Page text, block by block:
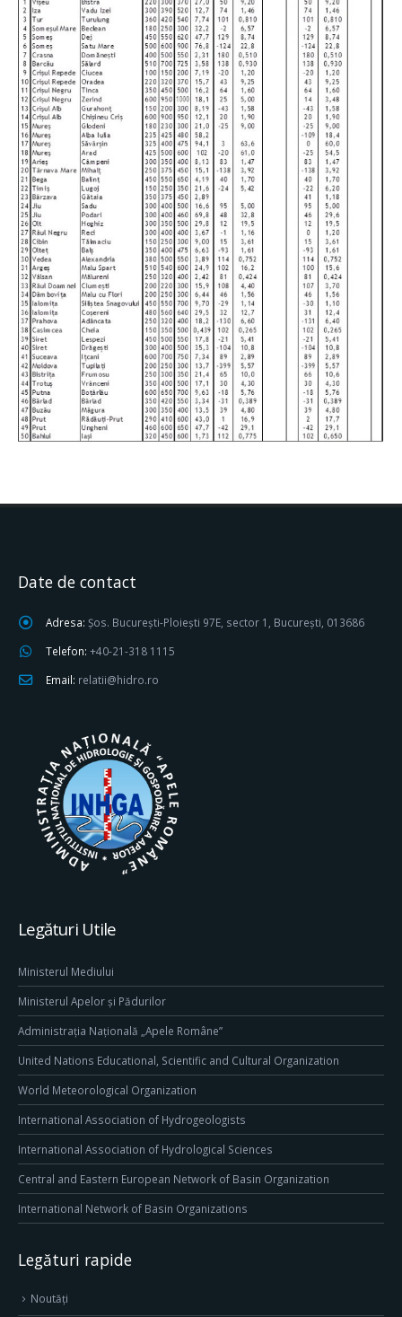
Date de contact
Adresa: Șos. București-Ploiești 97E, sector 1, București, 013686
Telefon: +40-21-318 1115
Email: relatii@hidro.ro
Legături Utile
Ministerul Mediului
Ministerul Apelor și Pădurilor
Administrația Națională „Apele Române”
United Nations Educational, Scientific and Cultural Organization
World Meteorological Organization
International Association of Hydrogeologists
International Association of Hydrological Sciences
Central and Eastern European Network of Basin Organization
International Network of Basin Organizations
Legături rapide
Noutăți